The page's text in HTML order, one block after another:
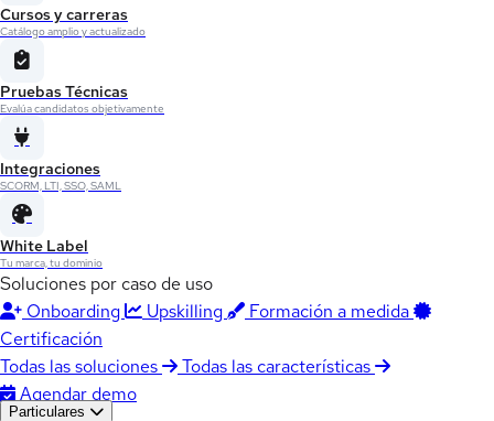
Cursos y carreras
Catálogo amplio y actualizado
Pruebas Técnicas
Evalúa candidatos objetivamente
Integraciones
SCORM, LTI, SSO, SAML
White Label
Tu marca, tu dominio
Soluciones por caso de uso
Onboarding
Upskilling
Formación a medida
Certificación
Todas las soluciones
Todas las características
Agendar demo
Particulares